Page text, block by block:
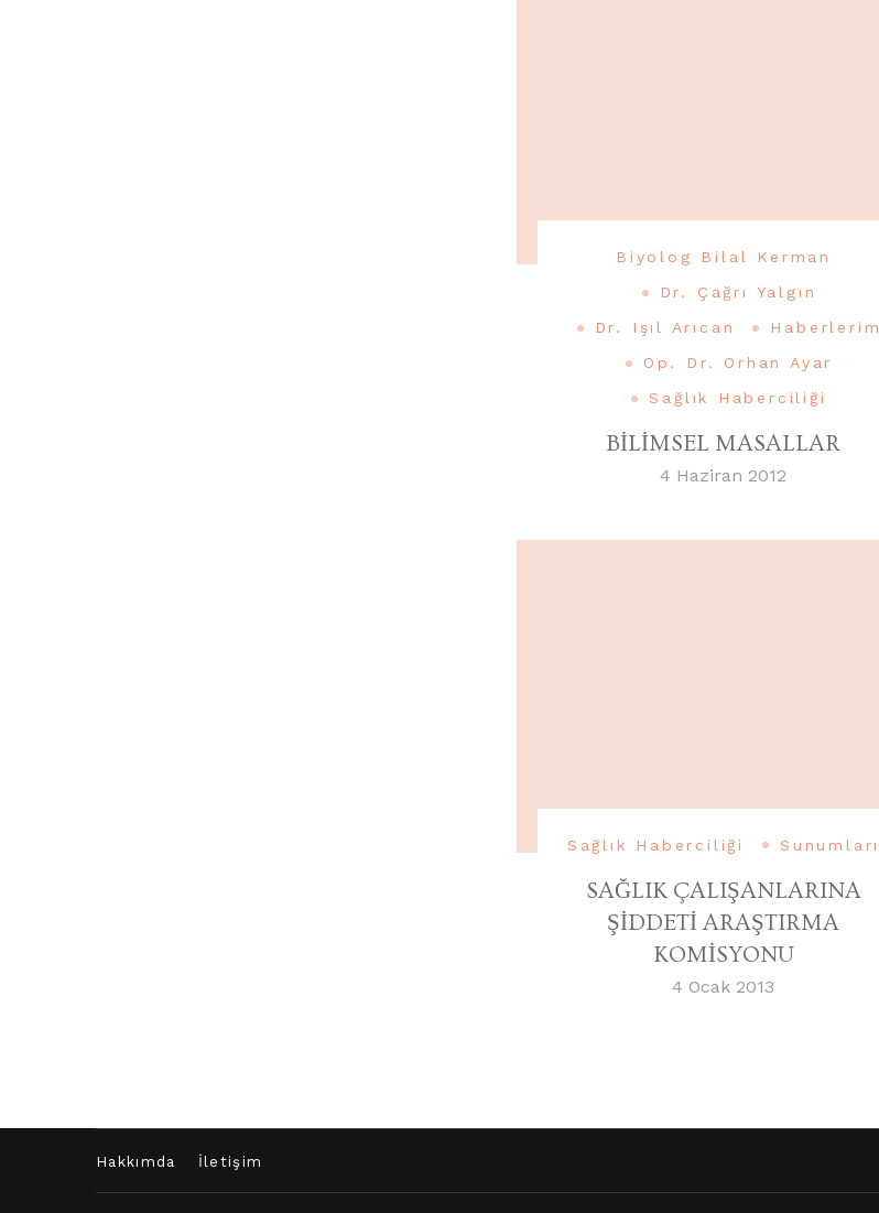
Biyolog Bilal Kerman
Dr. Çağrı Yalgın
Dr. Işıl Arıcan
Haberlerim
Op. Dr. Orhan Ayar
Sağlık Haberciliği
BİLİMSEL MASALLAR
4 Haziran 2012
Sağlık Haberciliği Sunumları
SAĞLIK ÇALIŞANLARINA
ŞİDDETİ ARAŞTIRMA
KOMİSYONU
4 Ocak 2013
Hakkımda İletişim